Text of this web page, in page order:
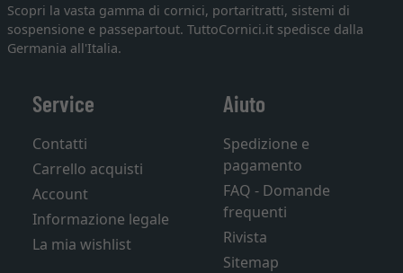
Scopri la vasta gamma di cornici, portaritratti, sistemi di
sospensione e passepartout. TuttoCornici.it spedisce dalla
Germania all'Italia.
Service
Contatti
Carrello acquisti
Account
Informazione legale
La mia wishlist
Aiuto
Spedizione e
pagamento
FAQ - Domande
frequenti
Rivista
Sitemap